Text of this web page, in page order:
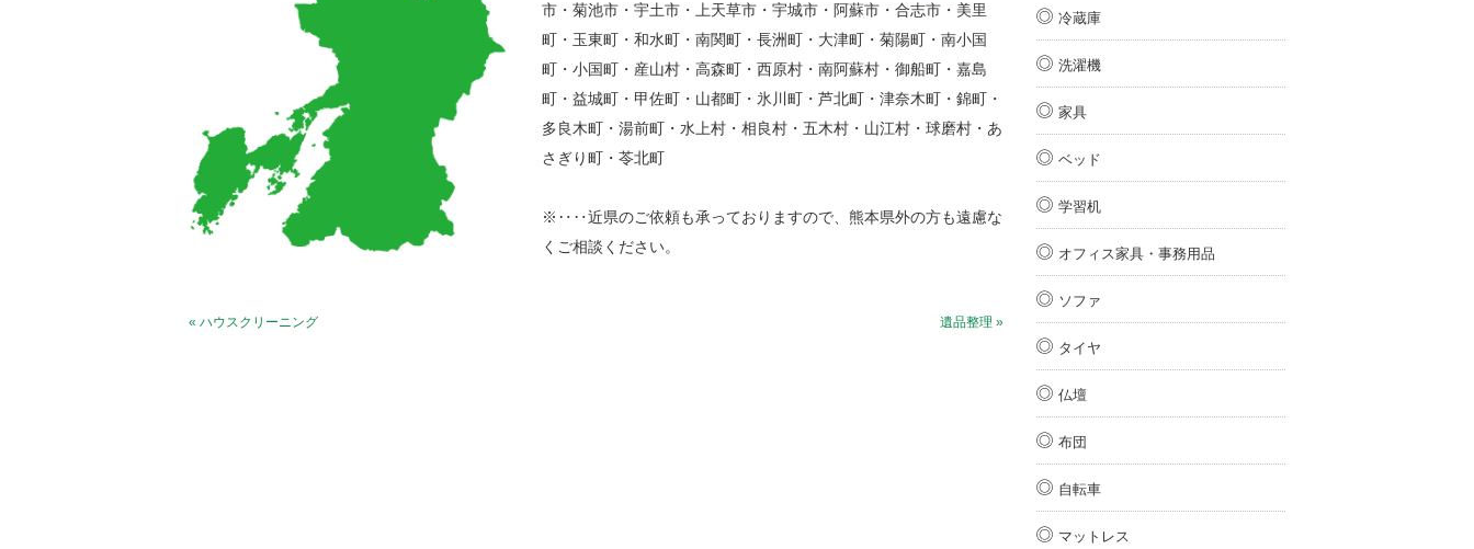
市・菊池市・宇土市・上天草市・宇城市・阿蘇市・合志市・美里
町・玉東町・和水町・南関町・長洲町・大津町・菊陽町・南小国
町・小国町・産山村・高森町・西原村・南阿蘇村・御船町・嘉島
町・益城町・甲佐町・山都町・氷川町・芦北町・津奈木町・錦町・
多良木町・湯前町・水上村・相良村・五木村・山江村・球磨村・あ
さぎり町・苓北町
※‥‥近県のご依頼も承っておりますので、熊本県外の方も遠慮な
くご相談ください。
« ハウスクリーニング 遺品整理 »
冷蔵庫
洗濯機
家具
ベッド
学習机
オフィス家具・事務用品
ソファ
タイヤ
仏壇
布団
自転車
マットレス